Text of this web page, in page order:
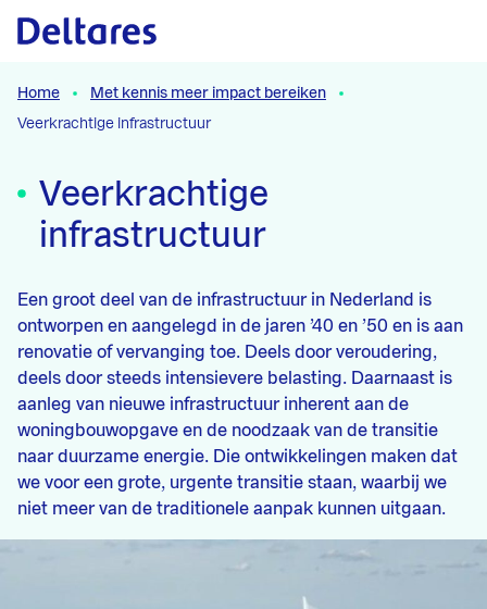
Naar hoofdcontent
Home
Met kennis meer impact bereiken
Veerkrachtige infrastructuur
Veerkrachtige
infrastructuur
Een groot deel van de infrastructuur in Nederland is
ontworpen en aangelegd in de jaren ’40 en ’50 en is aan
renovatie of vervanging toe. Deels door veroudering,
deels door steeds intensievere belasting. Daarnaast is
aanleg van nieuwe infrastructuur inherent aan de
woningbouwopgave en de noodzaak van de transitie
naar duurzame energie. Die ontwikkelingen maken dat
we voor een grote, urgente transitie staan, waarbij we
niet meer van de traditionele aanpak kunnen uitgaan.